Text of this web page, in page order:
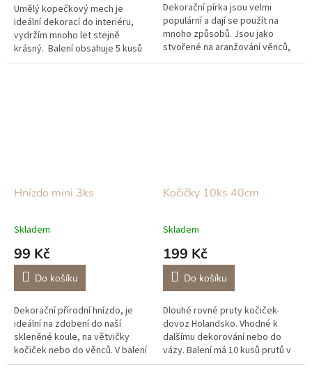
Umělý kopečkový mech je
ideální dekorací do interiéru,
vydržím mnoho let stejně
krásný. Balení obsahuje 5 kusů
kamenů
Dekorační pírka jsou velmi
populární a dají se použít na
mnoho způsobů. Jsou jako
stvořené na aranžování věnců,
na velikonoční ozdoby a mnoho
Hnízdo mini 3ks
Skladem
99 Kč
Do košíku
Dekorační přírodní hnízdo, je
ideální na zdobení do naší
skleněné koule, na větvičky
kočiček nebo do věnců. V balení
jsou 3ks hnízd.
Kočičky 10ks 40cm
Skladem
199 Kč
Do košíku
Dlouhé rovné pruty kočiček-
dovoz Holandsko. Vhodné k
dalšímu dekorování nebo do
vázy. Balení má 10 kusů prutů v
délce 40cm. Dodání od 2. pol.